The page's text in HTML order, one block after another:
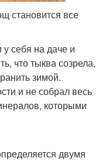
становится все
себя на даче и
что тыква созрела,
зимой.
и не собрал весь
которыми
двумя